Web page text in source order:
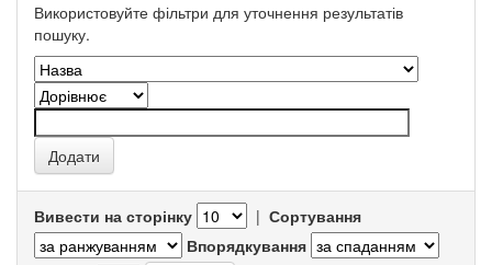
Використовуйте фільтри для уточнення результатів
пошуку.
Вивести на сторінку | Сортування
Впорядкування